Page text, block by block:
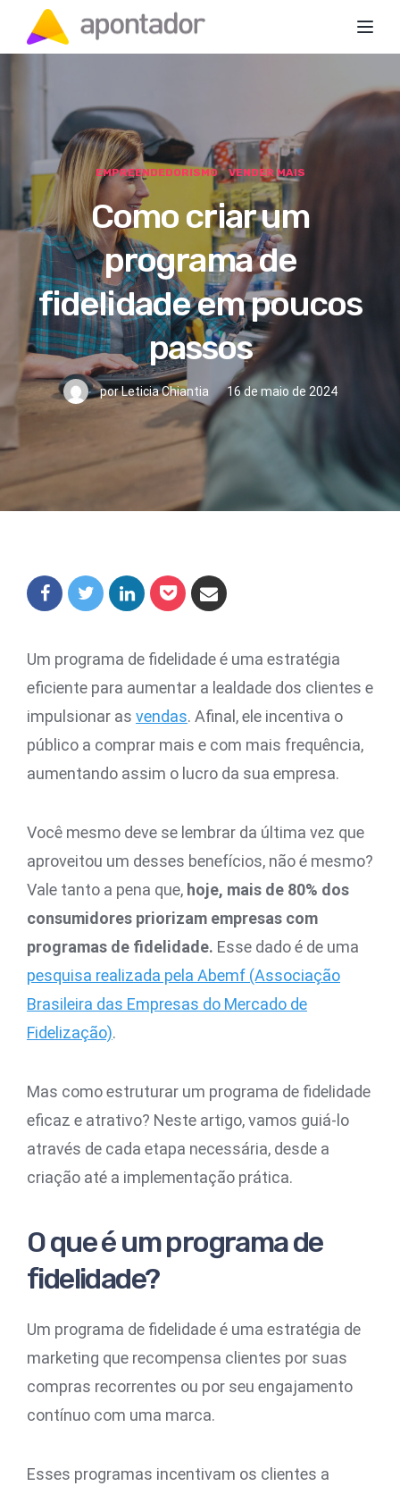
EMPREENDEDORISMO VENDER MAIS
Como criar um
programa de
fidelidade em poucos
passos
porLeticia Chiantia 16 de maio de 2024
Um programa de fidelidade é uma estratégia
eficiente para aumentar a lealdade dos clientes e
impulsionar as vendas. Afinal, ele incentiva o
público a comprar mais e com mais frequência,
aumentando assim o lucro da sua empresa.
Você mesmo deve se lembrar da última vez que
aproveitou um desses benefícios, não é mesmo?
Vale tanto a pena que, hoje, mais de 80% dos
consumidores priorizam empresas com
programas de fidelidade. Esse dado é de uma
pesquisa realizada pela Abemf (Associação
Brasileira das Empresas do Mercado de
Fidelização).
Mas como estruturar um programa de fidelidade
eficaz e atrativo? Neste artigo, vamos guiá-lo
através de cada etapa necessária, desde a
criação até a implementação prática.
O que é um programa de
fidelidade?
Um programa de fidelidade é uma estratégia de
marketing que recompensa clientes por suas
compras recorrentes ou por seu engajamento
contínuo com uma marca.
Esses programas incentivam os clientes a